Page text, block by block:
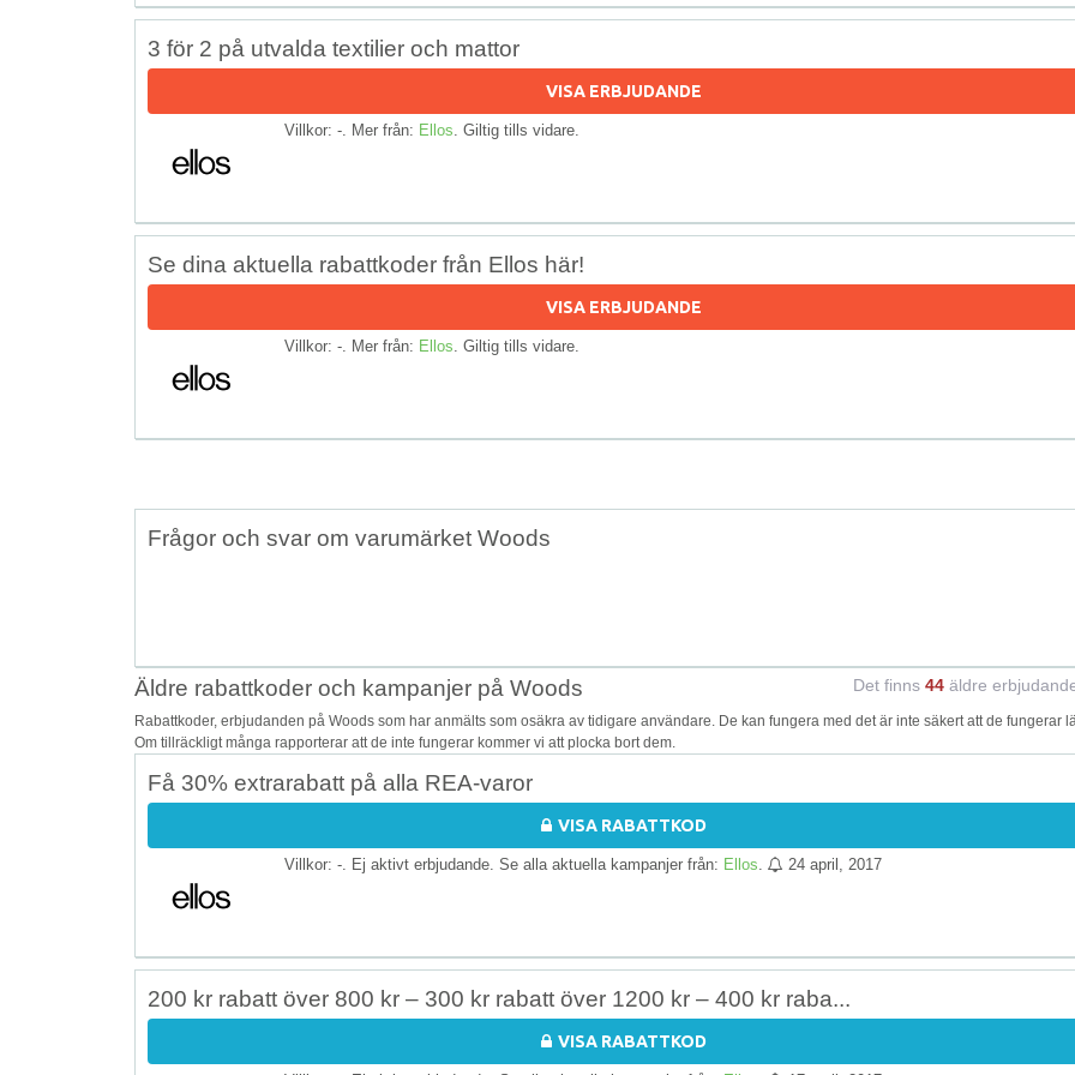
3 för 2 på utvalda textilier och mattor
VISA ERBJUDANDE
Villkor: -. Mer från: Ellos . Giltig tills vidare.
Se dina aktuella rabattkoder från Ellos här!
VISA ERBJUDANDE
Villkor: -. Mer från: Ellos . Giltig tills vidare.
Frågor och svar om varumärket Woods
Äldre rabattkoder och kampanjer på Woods Det finns 44 äldre
Rabattkoder, erbjudanden på Woods som har anmälts som osäkra av tidigare användare. De kan fungera med det är inte säkert att de fungerar
Om tillräckligt många rapporterar att de inte fungerar kommer vi att plocka bort dem.
Få 30% extrarabatt på alla REA-varor
VISA RABATTKOD
Villkor: -. Ej aktivt erbjudande. Se alla aktuella kampanjer från: Ellos 24 april, 2017
200 kr rabatt över 800 kr – 300 kr rabatt över 1200 kr – 400 kr raba...
VISA RABATTKOD